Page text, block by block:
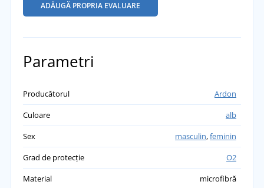
ADĂUGĂ PROPRIA EVALUARE
Parametri
Producătorul
Ardon
Culoare
alb
Sex
masculin,feminin
Grad de protecție
O2
Material
microfibră